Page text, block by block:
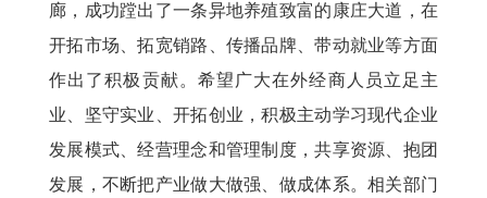
廊，成功蹚出了一条异地养殖致富的康庄大道，在
开拓市场、拓宽销路、传播品牌、带动就业等方面
作出了积极贡献。希望广大在外经商人员立足主
业、坚守实业、开拓创业，积极主动学习现代企业
发展模式、经营理念和管理制度，共享资源、抱团
发展，不断把产业做大做强、做成体系。相关部门